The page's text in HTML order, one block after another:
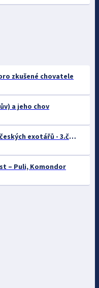
zkušené chovatele
a jeho chov
Zapomenuté střípky z dějin českých exotářů - 3.část
– Puli, Komondor